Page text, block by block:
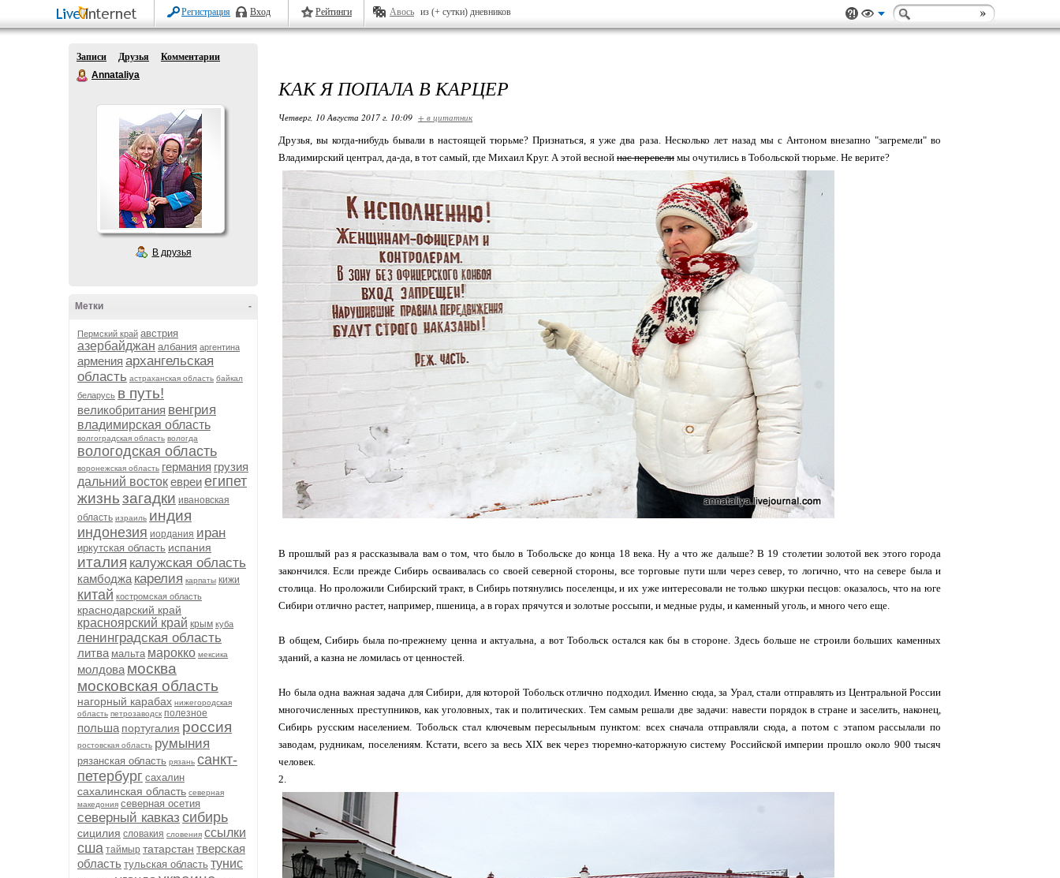
Регистрация Вход Рейтинги Авось из (+ сутки) дневников
Записи Друзья
Комментарии
Annataliya
В друзья
-
Метки
Пермский край австрия
азербайджан албания аргентина
армения архангельская
область астраханская область байкал
беларусь в путь!
великобритания венгрия
владимирская область
волгоградская область вологда
вологодская область
воронежская область германия грузия
дальний востокевреиегипет
жизньзагадки ивановская
область израиль индия
индонезия иордания иран
иркутская область испания
италия калужская область
камбоджа карелия карпаты кижи
китай костромская область
краснодарский край
красноярский край крым куба
ленинградская область
литва мальта марокко мексика
молдова москва
московская область
нагорный карабах нижегородская
область петрозаводск полезное
польша португалия россия
ростовская область румыния
рязанская область рязань санкт-
петербург сахалин
сахалинская область северная
македония северная осетия
северный кавказ сибирь
сицилия словакия словения ссылки
сша таймыр татарстан тверская
область тульская область тунис
КАК Я ПОПАЛА В КАРЦЕР
Четверг, 10 Августа 2017 г. 10:09 + в цитатник
Друзья, вы когда-нибудь бывали в настоящей тюрьме? Признаться, я уже два раза. Несколько лет назад мы с Антоном внезапно "загремели" во
Владимирский централ, да-да, в тот самый, где Михаил Круг. А этой весной нас перевели мы очутились в Тобольской тюрьме. Не верите?
В прошлый раз я рассказывала вам о том, что было в Тобольске до конца 18 века. Ну а что же дальше? В 19 столетии золотой век этого города
закончился. Если прежде Сибирь осваивалась со своей северной стороны, все торговые пути шли через север, то логично, что на севере была и
столица. Но проложили Сибирский тракт, в Сибирь потянулись поселенцы, и их уже интересовали не только шкурки песцов: оказалось, что на юге
Сибири отлично растет, например, пшеница, а в горах прячутся и золотые россыпи, и медные руды, и каменный уголь, и много чего еще.
В общем, Сибирь была по-прежнему ценна и актуальна, а вот Тобольск остался как бы в стороне. Здесь больше не строили больших каменных
зданий, а казна не ломилась от ценностей.
Но была одна важная задача для Сибири, для которой Тобольск отлично подходил. Именно сюда, за Урал, стали отправлять из Центральной России
многочисленных преступников, как уголовных, так и политических. Тем самым решали две задачи: навести порядок в стране и заселить, наконец,
Сибирь русским населением. Тобольск стал ключевым пересыльным пунктом: всех сначала отправляли сюда, а потом с этапом рассылали по
заводам, рудникам, поселениям. Кстати, всего за весь XIX век через тюремно-каторжную систему Российской империи прошло около 900 тысяч
человек.
2.